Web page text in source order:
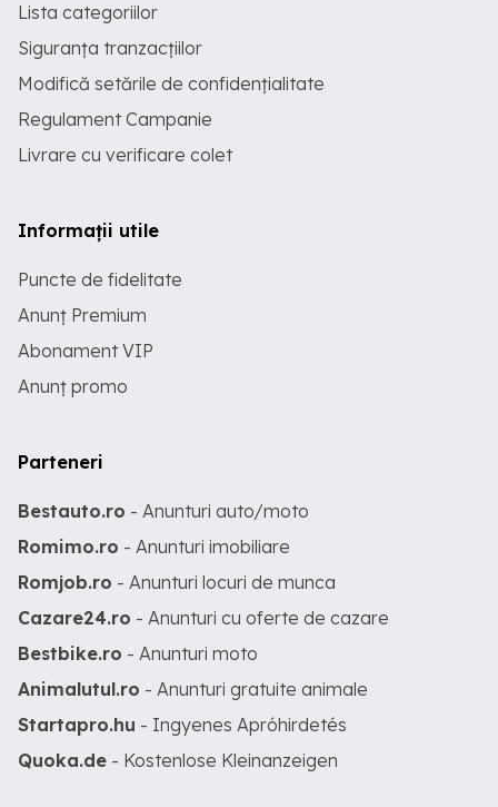
Lista categoriilor
Siguranța tranzacțiilor
Modifică setările de confidențialitate
Regulament Campanie
Livrare cu verificare colet
Informații utile
Puncte de fidelitate
Anunț Premium
Abonament VIP
Anunț promo
Parteneri
Bestauto.ro - Anunturi auto/moto
Romimo.ro - Anunturi imobiliare
Romjob.ro - Anunturi locuri de munca
Cazare24.ro - Anunturi cu oferte de cazare
Bestbike.ro - Anunturi moto
Animalutul.ro - Anunturi gratuite animale
Startapro.hu - Ingyenes Apróhirdetés
Quoka.de - Kostenlose Kleinanzeigen